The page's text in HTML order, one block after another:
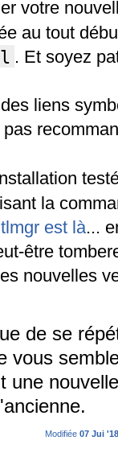
votre
au tout
. Et soyez
liens
la
tlmgr est là...
être
nouvelles
de se
vous
une
Modifiée 07 Jui